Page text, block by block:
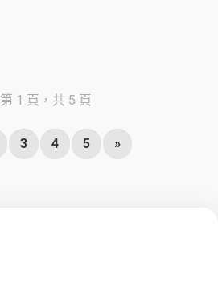
第 1 頁，共 5 頁
3 4 5 »